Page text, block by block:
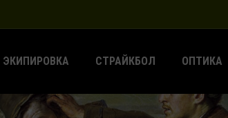
ЭКИПИРОВКА СТРАЙКБОЛ ОПТИКА